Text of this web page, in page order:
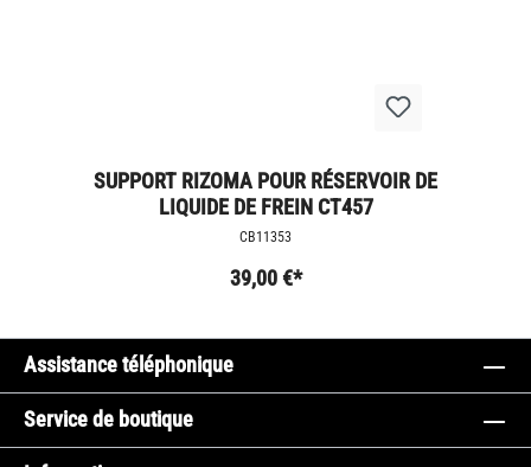
SUPPORT RIZOMA POUR RÉSERVOIR DE
LIQUIDE DE FREIN CT457
CB11353
39,00 €*
Assistance téléphonique
Service de boutique